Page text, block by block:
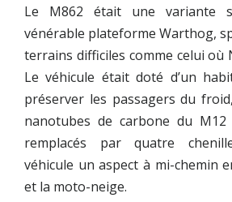
Le M862 était une variante
vénérable plateforme Warthog,
terrains difficiles comme celui où
Le véhicule était doté d’un
préserver les passagers du
nanotubes de carbone du
remplacés par quatre
véhicule un aspect à mi-chemin
et la moto-neige.